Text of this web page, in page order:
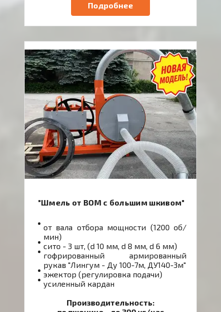
Подробнее
"Шмель от ВОМ с большим шкивом"
от вала отбора мощности (1200 об/
мин)
сито - 3 шт, (d 10 мм, d 8 мм, d 6 мм)
гофрированный армированный
рукав "Лингум - Ду 100-7м, ДУ140-3м"
эжектор (регулировка подачи)
усиленный кардан
Производительность: